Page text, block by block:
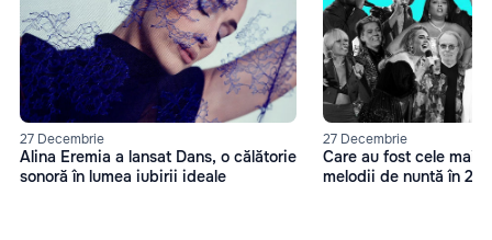
27 Decembrie
Alina Eremia a lansat Dans, o călătorie
sonoră în lumea iubirii ideale
27 Decembrie
Care au fost cele mai
melodii de nuntă în